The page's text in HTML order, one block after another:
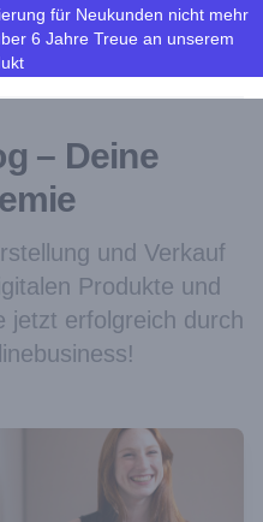
für Neukunden nicht mehr
6 Jahre Treue an unserem
– Deine
und Verkauf
Produkte und
jetzt erfolgreich durch